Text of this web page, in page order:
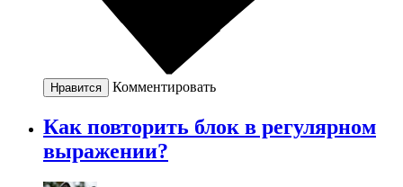
Нравится Комментировать
Как повторить блок в регулярном
выражении?